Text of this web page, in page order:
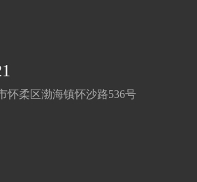
怀柔区渤海镇怀沙路536号